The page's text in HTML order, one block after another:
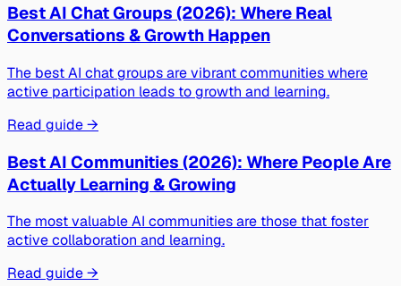
Best AI Chat Groups (2026): Where Real
Conversations & Growth Happen
The best AI chat groups are vibrant communities where
active participation leads to growth and learning.
Read guide →
Best AI Communities (2026): Where People Are
Actually Learning & Growing
The most valuable AI communities are those that foster
active collaboration and learning.
Read guide →